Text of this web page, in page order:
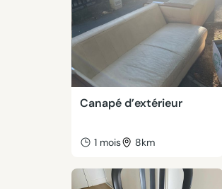
Canapé d’extérieur
1 mois 8km